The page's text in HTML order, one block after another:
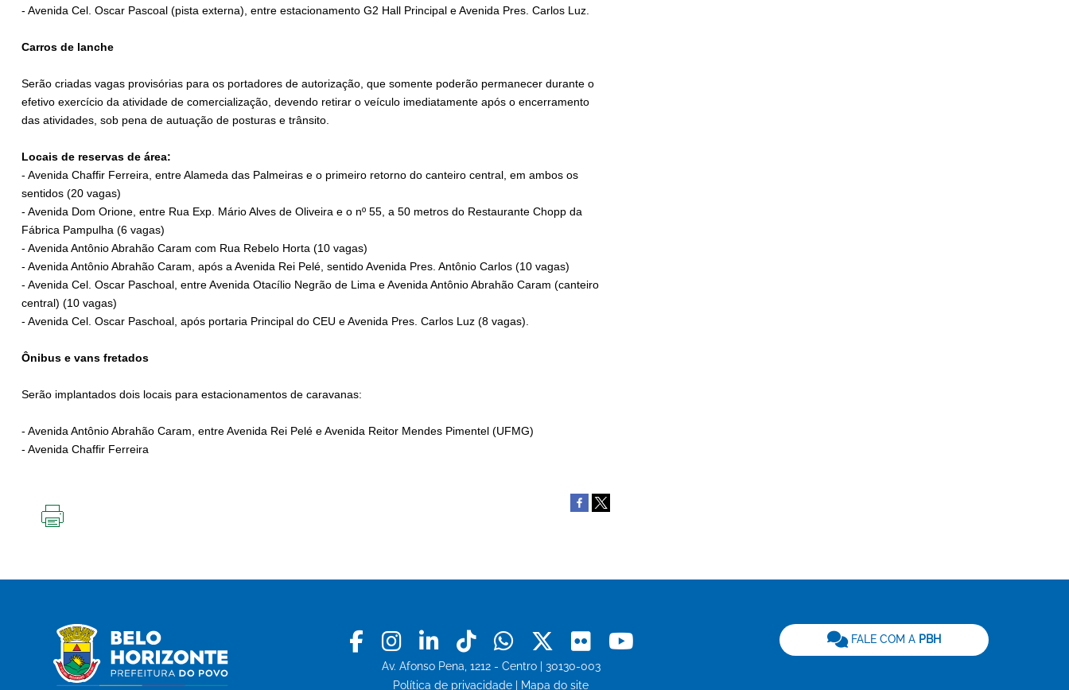
- Avenida Cel. Oscar Pascoal (pista externa), entre estacionamento G2 Hall Principal e Avenida Pres. Carlos Luz.
Carros de lanche
Serão criadas vagas provisórias para os portadores de autorização, que somente poderão permanecer durante o
efetivo exercício da atividade de comercialização, devendo retirar o veículo imediatamente após o encerramento
das atividades, sob pena de autuação de posturas e trânsito.
Locais de reservas de área:
- Avenida Chaffir Ferreira, entre Alameda das Palmeiras e o primeiro retorno do canteiro central, em ambos os
sentidos (20 vagas)
- Avenida Dom Orione, entre Rua Exp. Mário Alves de Oliveira e o nº 55, a 50 metros do Restaurante Chopp da
Fábrica Pampulha (6 vagas)
- Avenida Antônio Abrahão Caram com Rua Rebelo Horta (10 vagas)
- Avenida Antônio Abrahão Caram, após a Avenida Rei Pelé, sentido Avenida Pres. Antônio Carlos (10 vagas)
- Avenida Cel. Oscar Paschoal, entre Avenida Otacílio Negrão de Lima e Avenida Antônio Abrahão Caram (canteiro
central) (10 vagas)
- Avenida Cel. Oscar Paschoal, após portaria Principal do CEU e Avenida Pres. Carlos Luz (8 vagas).
Ônibus e vans fretados
Serão implantados dois locais para estacionamentos de caravanas:
- Avenida Antônio Abrahão Caram, entre Avenida Rei Pelé e Avenida Reitor Mendes Pimentel (UFMG)
- Avenida Chaffir Ferreira
Facebook
Instagram
LinkedinTiktokWhatsapp
X Flickr
Av. Afonso Pena, 1212 - Centro | 30130-003
Política de privacidade
Mapa do site
FALE COM A PBH